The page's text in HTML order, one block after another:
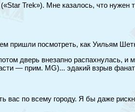
Trek»). Мне казалось, что нужен
пришли посмотреть, как Уильям
дверь внезапно распахнулась,
— прим. MG)... эдакий взрыв
по всему городу. Я бы даже